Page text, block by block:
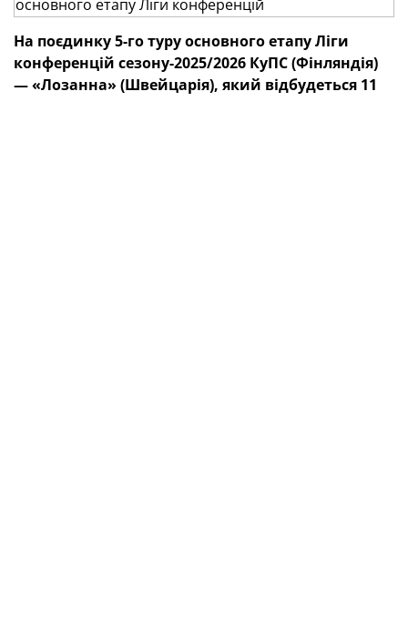
На поєдинку 5-го туру основного етапу Ліги
конференцій сезону-2025/2026 КуПС (Фінляндія)
— «Лозанна» (Швейцарія), який відбудеться 11